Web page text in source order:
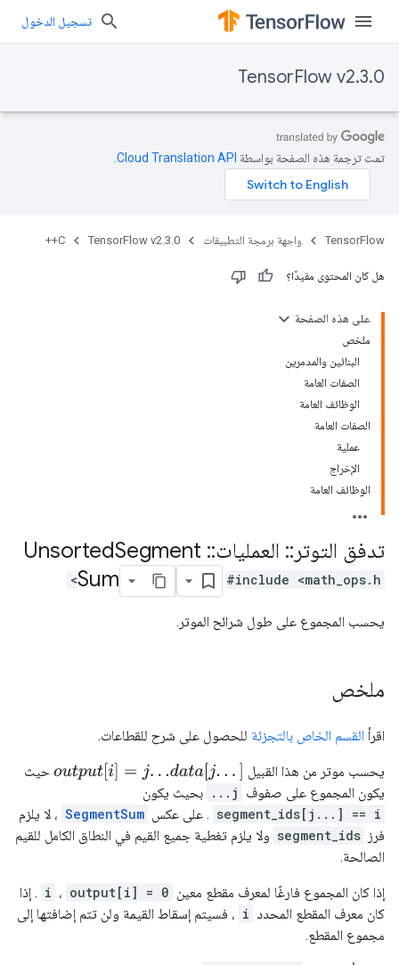
تسجيل الدخول
TensorFlow v2.3.0
تمت ترجمة هذه الصفحة بواسطة Cloud Translation API‏
TensorFlow واجهة برمجة التطبيقات TensorFlow v2.3.0
C++
هل كان المحتوى مفيدًا؟
على هذه الصفحة
ملخص
البنائين والمدمرين
الصفات العامة
الوظائف العامة
الصفات العامة
عملية
الإخراج
الوظائف العامة
تدفق التوتر :: العمليات::
Segment
Sum
#include <math_ops.h>
يحسب المجموع على طول شرائح الموتر.
ملخص
اقرأ القسم الخاص بالتجزئة للحصول على شرح للقطاعات.
يحسب موتر من هذا القبيل output[i]=j. dat a[j .. ]
حيث
يكون المجموع على صفوف j...
بحيث يكون
segment_ids[j...] == i . على عكس SegmentSum ، لا يلزم
فرز segment_ids ولا يلزم تغطية جميع القيم في النطاق الكامل للقيم
الصالحة.
إذا كان المجموع فارغًا لمعرف مقطع معين i ، output[i] = 0
. إذا
كان معرف المقطع المحدد i ، فسيتم إسقاط القيمة ولن تتم إضافتها إلى
مجموع المقطع.